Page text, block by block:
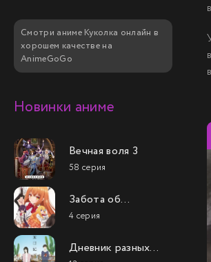
Смотри аниме Куколка онлайн в
хорошем качестве на
AnimeGoGo
Новинки аниме
Вечная воля 3
58 серия
Забота об
одарённой
девушке: В
полной
4 серия
Дневник разных